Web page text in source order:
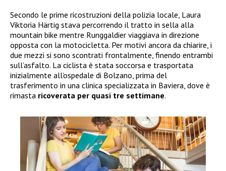
Secondo le prime ricostruzioni della polizia locale, Laura
Viktoria Härtig stava percorrendo il tratto in sella alla
mountain bike mentre Runggaldier viaggiava in direzione
opposta con la motocicletta. Per motivi ancora da chiarire, i
due mezzi si sono scontrati frontalmente, finendo entrambi
sull’asfalto. La ciclista è stata soccorsa e trasportata
inizialmente all’ospedale di Bolzano, prima del
trasferimento in una clinica specializzata in Baviera, dove è
rimasta ricoverata per quasi tre settimane.